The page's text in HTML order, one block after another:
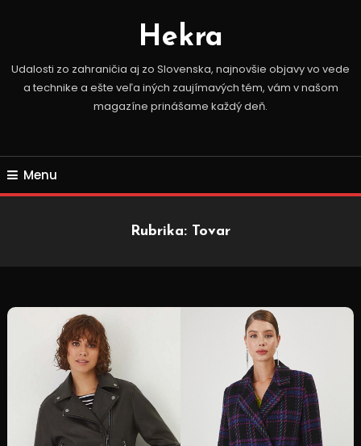
Hekra
Udalosti zo zahraničia aj zo Slovenska, najnovšie objavy vo vede
a technike a ešte veľa iných zaujímavých tém, vám v našom
magazíne prinášame každý deň.
Menu
Rubrika: Tovar